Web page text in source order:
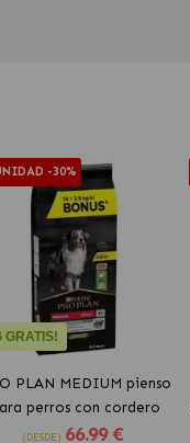
-30%
GRATIS!
PLAN MEDIUM pienso
perros con cordero
(DESDE) 66.99 €